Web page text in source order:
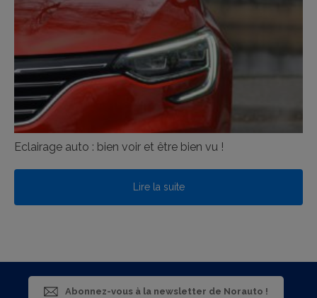
Eclairage auto : bien voir et être bien vu !
Lire la suite
Abonnez-vous à la newsletter de Norauto !